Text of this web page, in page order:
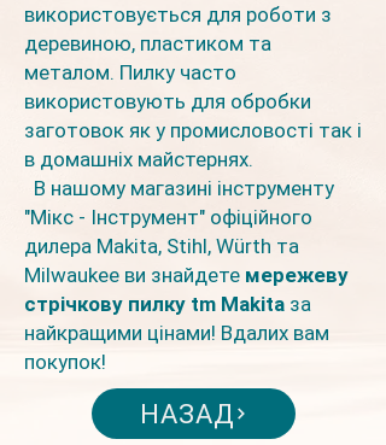
використовується для роботи з
деревиною, пластиком та
металом. Пилку часто
використовують для обробки
заготовок як у промисловості так і
в домашніх майстернях.
В нашому магазині інструменту
"Мікс - Інструмент" офіційного
дилера Makita, Stihl, Würth та
Milwaukee ви знайдете мережеву
стрічкову пилку tm Makita за
найкращими цінами! Вдалих вам
покупок!
НАЗАД